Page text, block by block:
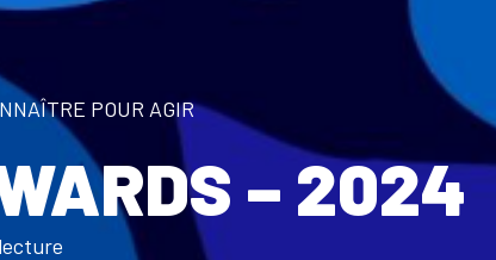
POUR AGIR
– 2024